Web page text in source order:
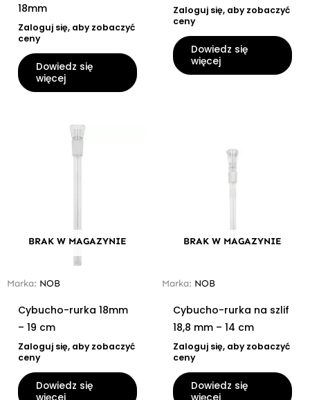
18mm
Zaloguj się, aby zobaczyć
ceny
Dowiedz się
więcej
Zaloguj się, aby zobaczyć
ceny
Dowiedz się
więcej
BRAK W MAGAZYNIE
Marka: NOB
Cybucho-rurka 18mm
– 19 cm
Zaloguj się, aby zobaczyć
ceny
Dowiedz się
więcej
BRAK W MAGAZYNIE
Marka: NOB
Cybucho-rurka na szlif
18,8 mm – 14 cm
Zaloguj się, aby zobaczyć
ceny
Dowiedz się
więcej